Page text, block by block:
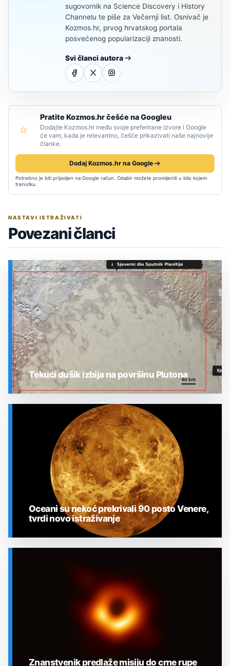
sugovornik na Science Discovery i History
Channelu te piše za Večernji list. Osnivač je
Kozmos.hr, prvog hrvatskog portala
posvećenog popularizaciji znanosti.
Svi članci autora
Pratite Kozmos.hr češće na Googleu
Dodajte Kozmos.hr među svoje preferirane izvore i Google
će vam, kada je relevantno, češće prikazivati naše najnovije
članke.
Dodaj Kozmos.hr na Google
Potrebno je biti prijavljen na Google račun. Odabir možete promijeniti u bilo kojem
trenutku.
NASTAVI ISTRAŽIVATI
Povezani članci
Tekući dušik izbija na površinu Plutona
Oceani su nekoć prekrivali 90 posto Venere,
tvrdi novo istraživanje
Znanstvenik predlaže misiju do crne rupe